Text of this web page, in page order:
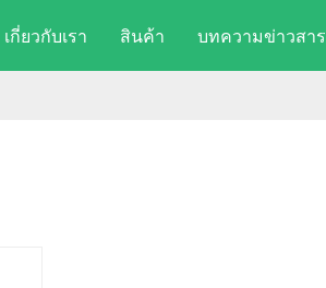
เกี่ยวกับเรา สินค้า บทความข่าวสาร